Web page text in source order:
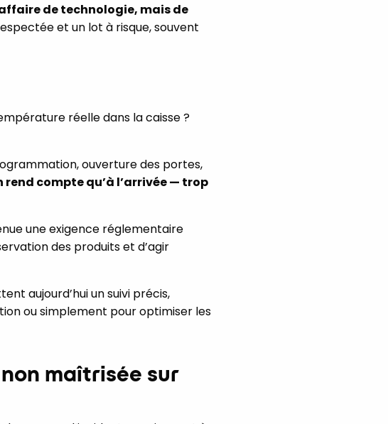
affaire de technologie, mais de
et un lot à risque, souvent
réelle dans la caisse ?
ouverture des portes,
rend compte qu’à l’arrivée — trop
une exigence réglementaire
des produits et d’agir
aujourd’hui un suivi précis,
ou simplement pour optimiser les
maîtrisée sur